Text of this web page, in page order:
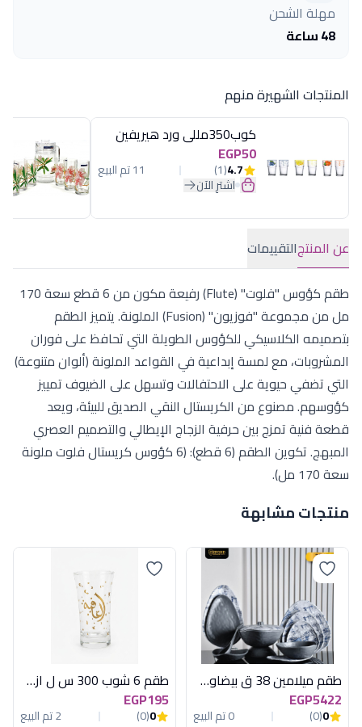
مهلة الشحن
48 ساعة
المنتجات الشهيرة منهم
كوب350مللى ورد هيريفين
EGP50
4.7
(1) 11 تم البيع
اشترِ الآن
عن المنتجالتقييمات
طقم كؤوس "فلوت" (Flute) رفيعة مكون من 6 قطع سعة 170
مل من مجموعة "فوزيون" (Fusion) الملونة. يتميز الطقم
بتصميمه الكلاسيكي للكؤوس الطويلة التي تحافظ على فوران
المشروبات، مع لمسة إبداعية في القواعد الملونة (ألوان متنوعة)
التي تضفي حيوية على الاحتفالات وتسهل على الضيوف تمييز
كؤوسهم. مصنوع من الكريستال النقي الصديق للبيئة، ويعد
قطعة فنية تمزج بين حرفية الزجاج الإيطالي والتصميم العصري
المبهج. تكوين الطقم (6 قطع): (6 كؤوس كريستال فلوت ملونة
سعة 170 مل).
منتجات مشابهة
طقم ميلامين 38 ق بيضاوى اكسفورد - كود 3547
EGP5422
0
(0)
0 تم البيع
طقم 6 شوب 300 س ل ازور كلمات باشابتشة
EGP195
0
(0)
2 تم البيع